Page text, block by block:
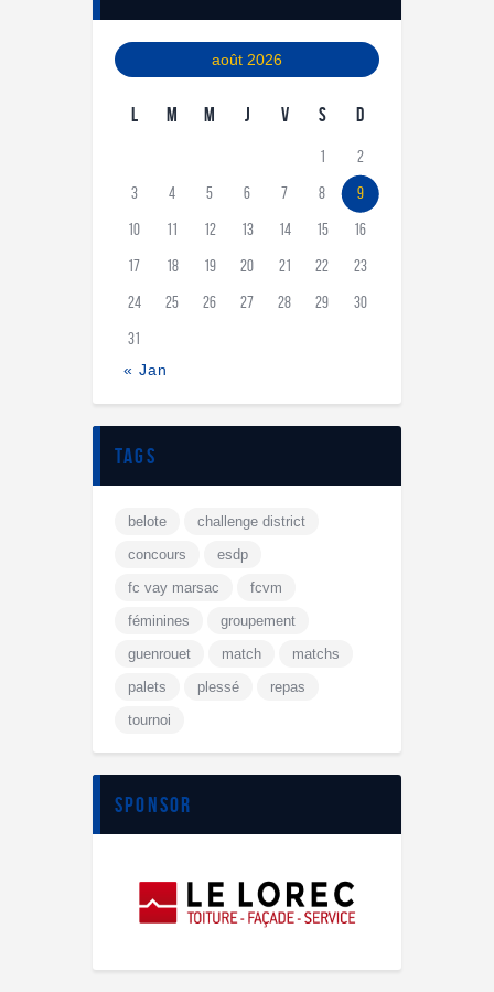
août 2026
L M M J V S D
1 2
3 4 5 6 7 8 9
10 11 12 13 14 15 16
17 18 19 20 21 22 23
24 25 26 27 28 29 30
31
« Jan
tags
belote
challenge district
concours
esdp
fc vay marsac
fcvm
féminines
groupement
guenrouet
match
matchs
palets
plessé
repas
tournoi
sponsor